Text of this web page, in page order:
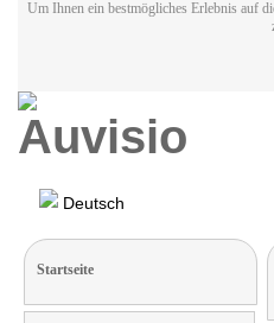
Um Ihnen ein bestmögliches Erlebnis auf
Deutsch
Startseite